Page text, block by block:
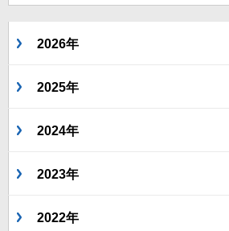
2026年
2025年
2024年
2023年
2022年